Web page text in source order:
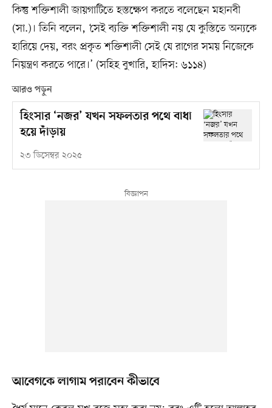
কিন্তু শক্তিশালী জায়গাটিতে হস্তক্ষেপ করতে বলেছেন মহানবী
(সা.)। তিনি বলেন, ‘সেই ব্যক্তি শক্তিশালী নয় যে কুস্তিতে অন্যকে
হারিয়ে দেয়, বরং প্রকৃত শক্তিশালী সেই যে রাগের সময় নিজেকে
নিয়ন্ত্রণ করতে পারে।’ (সহিহ বুখারি, হাদিস: ৬১১৪)
আরও পড়ুন
হিংসার ‘নজর’ যখন সফলতার পথে বাধা
হয়ে দাঁড়ায়
২৩ ডিসেম্বর ২০২৫
আবেগকে লাগাম পরাবেন কীভাবে